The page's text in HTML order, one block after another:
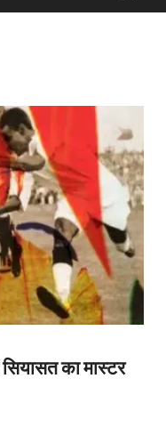
का मास्टर